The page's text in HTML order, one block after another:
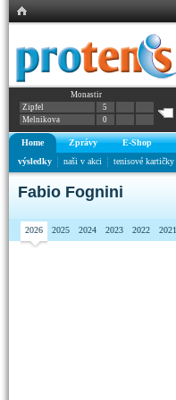
Monastir
Zipfel
5
Melnikova
0
Home Zprávy E-Shop
výsledky
naši v akci tenisové kartičky
Fabio Fognini
2026 2025 2024 2023 2022 2021